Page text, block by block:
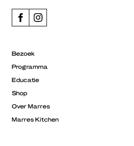
Bezoek
Programma
Educatie
Shop
Over Marres
Marres Kitchen